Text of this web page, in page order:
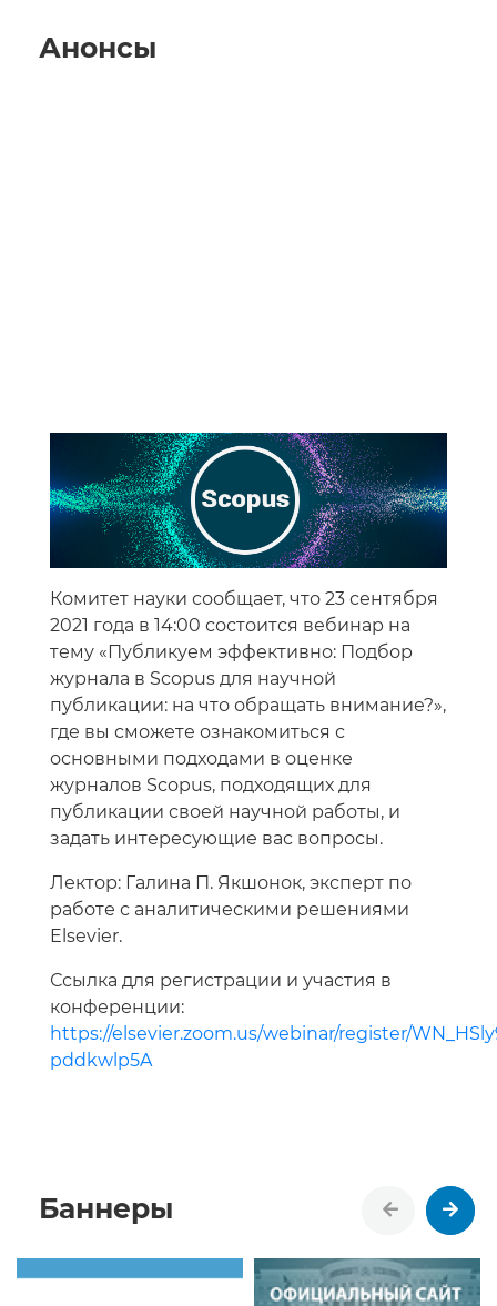
Анонсы
Комитет науки сообщает, что 23 сентября
2021 года в 14:00 состоится вебинар на
тему «Публикуем эффективно: Подбор
журнала в Scopus для научной
публикации: на что обращать внимание?»,
где вы сможете ознакомиться с
основными подходами в оценке
журналов Scopus, подходящих для
публикации своей научной работы, и
задать интересующие вас вопросы.
Лектор: Галина П. Якшонок, эксперт по
работе с аналитическими решениями
Elsevier.
Ссылка для регистрации и участия в
конференции:
https://elsevier.zoom.us/webinar/register/
pddkwlp5A
Баннеры